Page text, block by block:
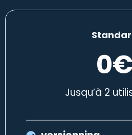
0€
Jusqu’à 2